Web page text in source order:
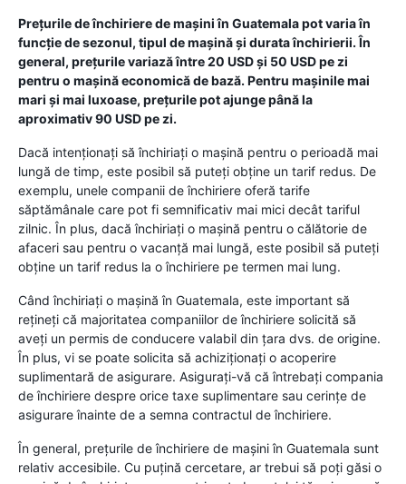
Prețurile de închiriere de mașini în Guatemala pot varia în
funcție de sezonul, tipul de mașină și durata închirierii. În
general, prețurile variază între 20 USD și 50 USD pe zi
pentru o mașină economică de bază. Pentru mașinile mai
mari și mai luxoase, prețurile pot ajunge până la
aproximativ 90 USD pe zi.
Dacă intenționați să închiriați o mașină pentru o perioadă mai
lungă de timp, este posibil să puteți obține un tarif redus. De
exemplu, unele companii de închiriere oferă tarife
săptămânale care pot fi semnificativ mai mici decât tariful
zilnic. În plus, dacă închiriați o mașină pentru o călătorie de
afaceri sau pentru o vacanță mai lungă, este posibil să puteți
obține un tarif redus la o închiriere pe termen mai lung.
Când închiriați o mașină în Guatemala, este important să
rețineți că majoritatea companiilor de închiriere solicită să
aveți un permis de conducere valabil din țara dvs. de origine.
În plus, vi se poate solicita să achiziționați o acoperire
suplimentară de asigurare. Asigurați-vă că întrebați compania
de închiriere despre orice taxe suplimentare sau cerințe de
asigurare înainte de a semna contractul de închiriere.
În general, prețurile de închiriere de mașini în Guatemala sunt
relativ accesibile. Cu puțină cercetare, ar trebui să poți găsi o